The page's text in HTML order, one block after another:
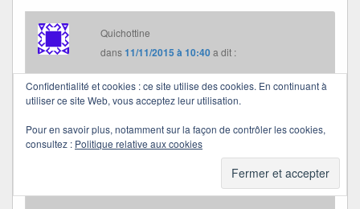
Quichottine
dans11/11/2015 à 10:40a dit :
Je trouve certains comportements terribles… et
Mais je me sens tellement impuissante !
Merci pour ces mots en partage, Luciole.
Confidentialité et cookies : ce site utilise des cookies. En continuant à
utiliser ce site Web, vous acceptez leur utilisation.
Pour en savoir plus, notamment sur la façon de contrôler les cookies,
consultez : Politique relative aux cookies